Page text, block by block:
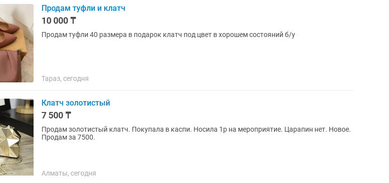
Продам туфли и клатч
10 000 ₸
Продам туфли 40 размера в подарок клатч под цвет в хорошем состояний б/у
Тараз, сегодня
Клатч золотистый
7 500 ₸
Продам золотистый клатч. Покупала в каспи. Носила 1р на мероприятие. Царапин нет. Новое.
Продам за 7500.
Алматы, сегодня